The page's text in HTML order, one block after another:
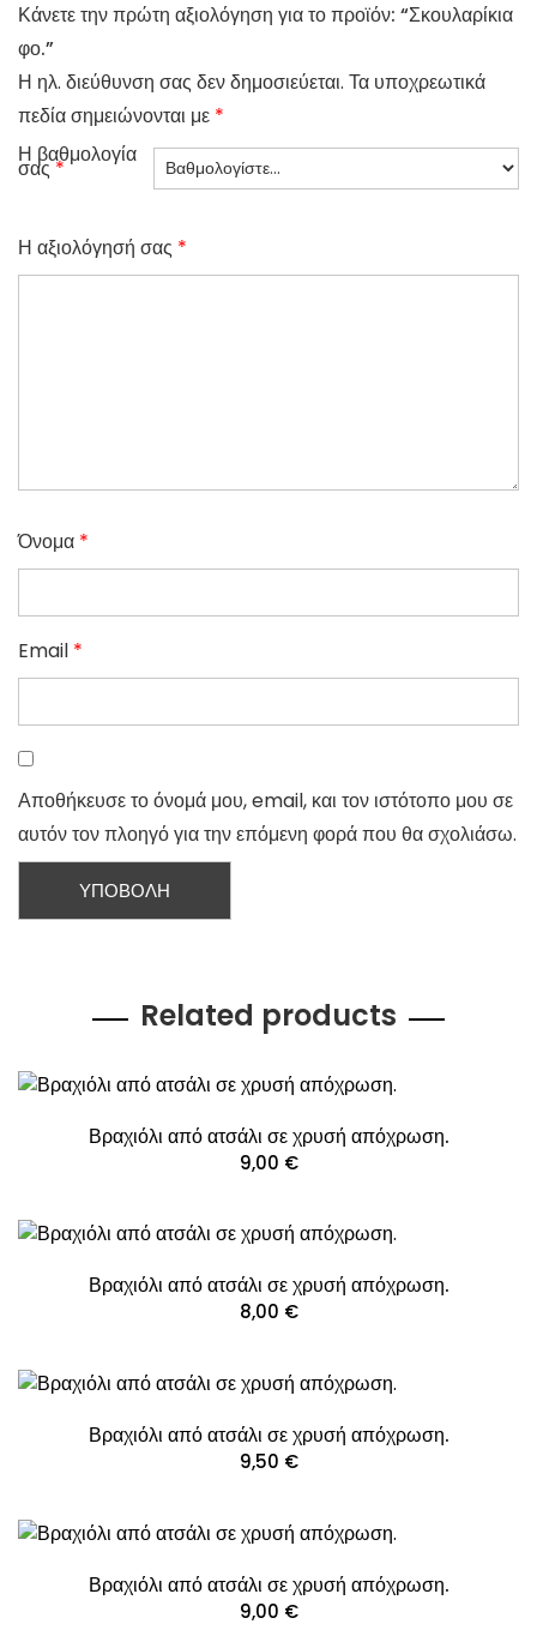
Κάνετε την πρώτη αξιολόγηση για το προϊόν: “Σκουλαρίκια
φο.”
Η ηλ. διεύθυνση σας δεν δημοσιεύεται. Τα υποχρεωτικά
πεδία σημειώνονται με *
Η βαθμολογία
σας*
Η αξιολόγησή σας *
Όνομα *
Email *
Αποθήκευσε το όνομά μου, email, και τον ιστότοπο μου σε
αυτόν τον πλοηγό για την επόμενη φορά που θα σχολιάσω.
Related products
Βραχιόλι από ατσάλι σε χρυσή απόχρωση.
9,00 €
Βραχιόλι από ατσάλι σε χρυσή απόχρωση.
8,00 €
Βραχιόλι από ατσάλι σε χρυσή απόχρωση.
9,50 €
Βραχιόλι από ατσάλι σε χρυσή απόχρωση.
9,00 €